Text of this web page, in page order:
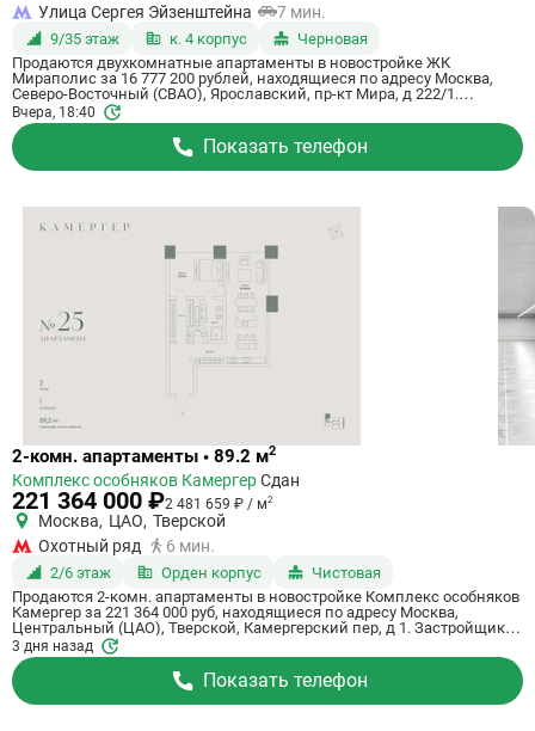
Улица Сергея Эйзенштейна
7 мин.
9/35 этаж к. 4 корпус
Черновая
Продаются двухкомнатные апартаменты в новостройке ЖК
Мираполис за 16 777 200 рублей, находящиеся по адресу Москва,
Северо-Восточный (СВАО), Ярославский, пр-кт Мира, д 222/1.
Компания застройщик Основа, ГК. Апартаменты сдаются в IV
квартале 2026 года с черновой отделкой, в 11 минутах на машине от
станции метрополитена Ботанический сад. Общая площадь
апартаментов - 49.2 м². Этаж 9 из 35. ID апартаментов на СтройкиРУ
757685, назовите его когда будете звонить.
Вчера, 18:40
Показать телефон
Ссылка
квартиру
2-комн. апартаменты • 89.2 м2
Комплекс особняков КамергерСдан
221 364 000 ₽2 481 659 ₽ / м2
Москва, ЦАО, Тверской
Охотный ряд
6 мин.
2/6 этаж Орден корпус
Чистовая
Продаются 2-комн. апартаменты в новостройке Комплекс особняков
Камергер за 221 364 000 руб, находящиеся по адресу Москва,
Центральный (ЦАО), Тверской, Камергерский пер, д 1. Застройщик
ENGEO Development. Апартаменты сдаются в 3 квартале 2026 года с
чистовой отделкой, в 6 минутах пешком от станции метрополитена
Охотный ряд. Общая площадь апартаментов - 89.2 кв. м. Этаж 2. ID
апартаментов на СтройкиРУ 653768, назовите его когда будете
звонить.
3 дня назад
Показать телефон